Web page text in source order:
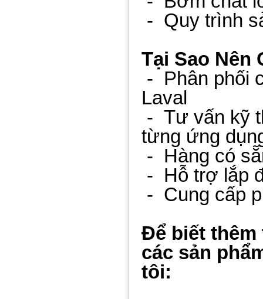
- Quy trình
Tại Sao Nên
- Phân phối
Laval
- Tư vấn kỹ
từng ứng
- Hàng có
- Hỗ trợ lắp
- Cung cấp
Để biết thêm
các sản
tôi: